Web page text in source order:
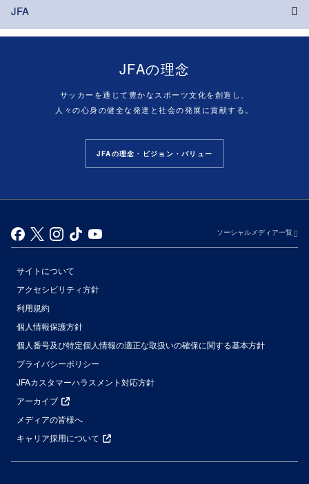
JFA
JFAの理念
サッカーを通じて豊かなスポーツ文化を創造し、
人々の心身の健全な発達と社会の発展に貢献する。
JFAの理念・ビジョン・バリュー
ソーシャルメディア一覧
サイトについて
アクセシビリティ方針
利用規約
個人情報保護方針
個人番号及び特定個人情報の適正な取扱いの確保に関する基本方針
プライバシーポリシー
JFAカスタマーハラスメント対応方針
アーカイブ
メディアの皆様へ
キャリア採用について